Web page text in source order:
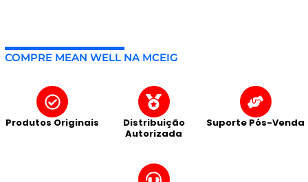
COMPRE MEAN WELL NA MCEIG
Produtos Originais
Distribuição
Autorizada
Suporte Pós-Venda